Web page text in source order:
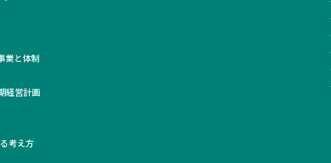
業と体制
経営計画
考え方